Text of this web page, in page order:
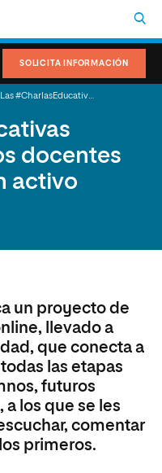
SOLICITA INFORMACIÓN
docentes
activo
un proyecto de
llevado a
que conecta a
las etapas
futuros
los que se les
comentar
primeros.